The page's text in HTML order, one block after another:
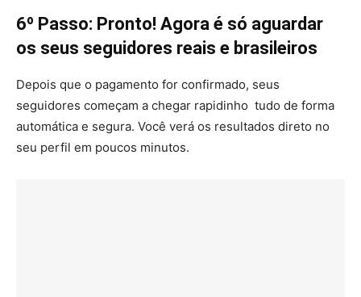
6º Passo: Pronto! Agora é só aguardar
os seus seguidores reais e brasileiros
Depois que o pagamento for confirmado, seus
seguidores começam a chegar rapidinho tudo de forma
automática e segura. Você verá os resultados direto no
seu perfil em poucos minutos.